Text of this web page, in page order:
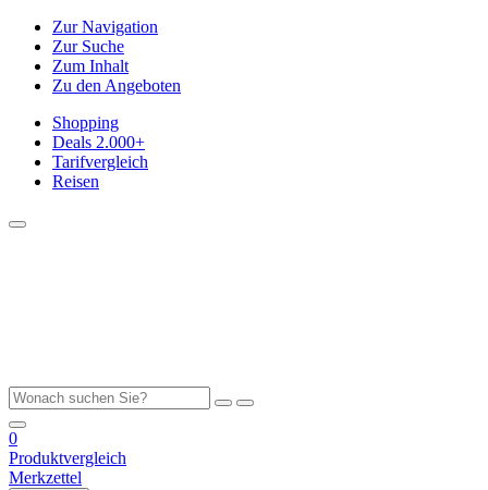
Zur Navigation
Zur Suche
Zum Inhalt
Zu den Angeboten
Shopping
Deals 2.000+
Tarifvergleich
Reisen
0
Produktvergleich
Merkzettel